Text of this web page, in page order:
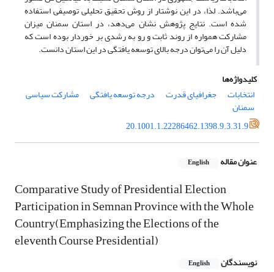
می‌باشد. لذا، در این نوشتار از روش تحقیق تحلیلی توصیفی استفاده
شده است. نتایج پژوهش نشان می‌دهد، در استان سمنان میزان
مشارکت همواره از روند ثابت و رو به رشدی بر خوردار بوده است که
دلیل آن را می‌توان درجه بالای توسعه یافتگی در این استان دانست.
کلیدواژه‌ها
انتخابات
جغرافیای قدرت درجه توسعه یافتگی مشارکت سیاسی
سمنان
20.1001.1.22286462.1398.9.3.31.9
عنوان مقاله English
Comparative Study of Presidential Election
Participation in Semnan Province with the Whole
Country(Emphasizing the Elections of the
eleventh Course Presidential)
نویسندگان English